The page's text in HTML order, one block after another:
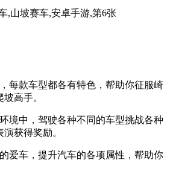
每款车型都各有特色，帮助你征服崎
高手。
境中，驾驶各种不同的车型挑战各种
获得奖励。
爱车，提升汽车的各项属性，帮助你